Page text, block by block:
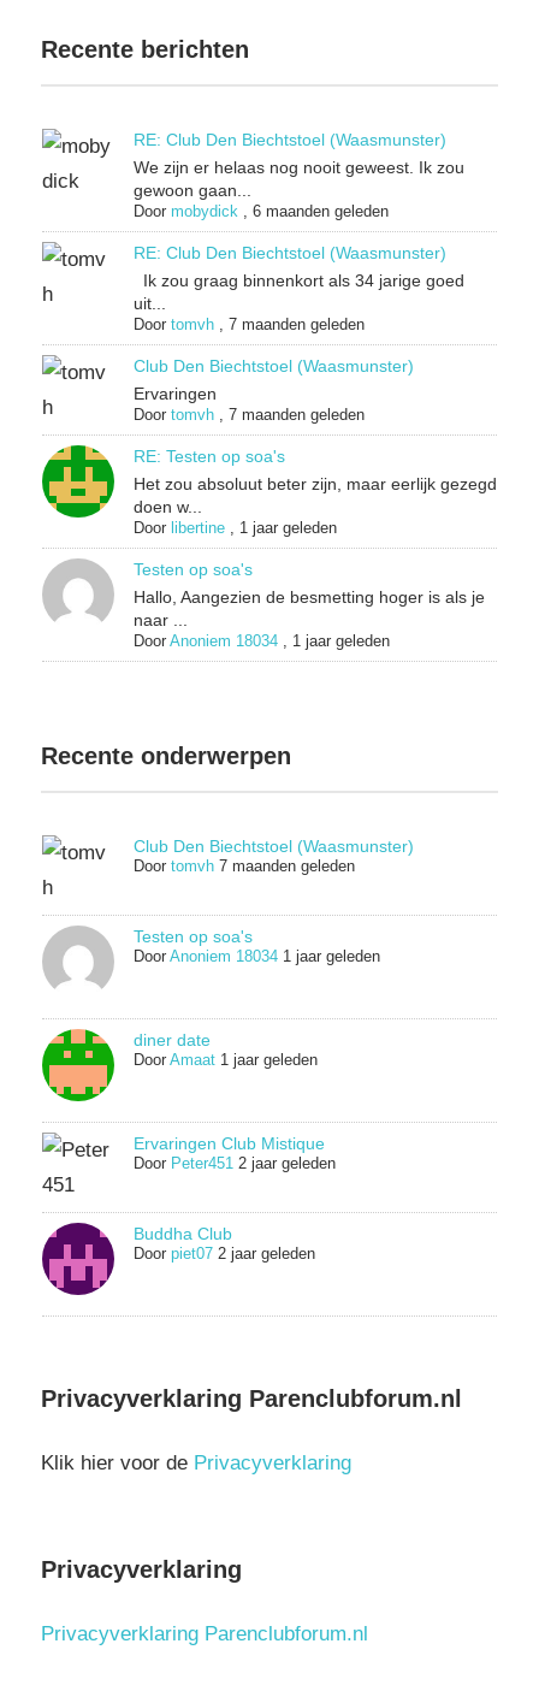
Recente berichten
RE: Club Den Biechtstoel (Waasmunster)
We zijn er helaas nog nooit geweest. Ik zou
gewoon gaan...
Door mobydick, 6 maanden geleden
RE: Club Den Biechtstoel (Waasmunster)
Ik zou graag binnenkort als 34 jarige goed
uit...
Door tomvh, 7 maanden geleden
Club Den Biechtstoel (Waasmunster)
Ervaringen
Door tomvh, 7 maanden geleden
RE: Testen op soa's
Het zou absoluut beter zijn, maar eerlijk gezegd
doen w...
Door libertine, 1 jaar geleden
Testen op soa's
Hallo, Aangezien de besmetting hoger is als je
naar ...
Door Anoniem 18034, 1 jaar geleden
Recente onderwerpen
Club Den Biechtstoel (Waasmunster)
Door tomvh 7 maanden geleden
Testen op soa's
Door Anoniem 18034 1 jaar geleden
diner date
Door Amaat 1 jaar geleden
Ervaringen Club Mistique
Door Peter451 2 jaar geleden
Buddha Club
Door piet07 2 jaar geleden
Privacyverklaring Parenclubforum.nl
Klik hier voor de Privacyverklaring
Privacyverklaring
Privacyverklaring Parenclubforum.nl